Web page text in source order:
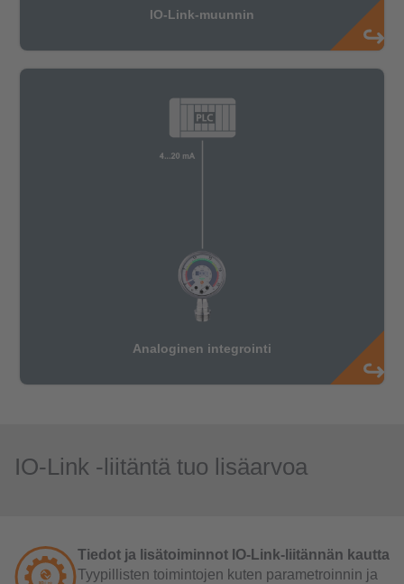
IO-Link -liitäntä tuo lisäarvoa
Tiedot ja lisätoiminnot IO-Link-liitännän kautta
Tyypillisten toimintojen kuten parametroinnin ja